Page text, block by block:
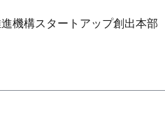
機構スタートアップ創出本部